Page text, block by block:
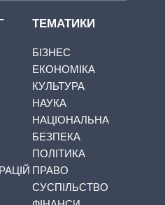
ТЕМАТИКИ
БІЗНЕС
ЕКОНОМІКА
КУЛЬТУРА
НАУКА
НАЦІОНАЛЬНА
БЕЗПЕКА
ПОЛІТИКА
ПРАВО
СУСПІЛЬСТВО